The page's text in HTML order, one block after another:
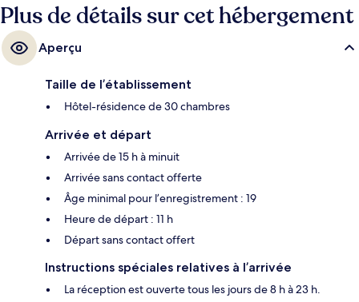
Plus de détails sur cet hébergement
Aperçu
Taille de l’établissement
Hôtel-résidence de 30 chambres
Arrivée et départ
Arrivée de 15 h à minuit
Arrivée sans contact offerte
Âge minimal pour l’enregistrement : 19
Heure de départ : 11 h
Départ sans contact offert
Instructions spéciales relatives à l’arrivée
La réception est ouverte tous les jours de 8 h à 23 h.